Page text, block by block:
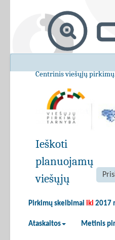
Centrinis viešųjų
Pirkimų skelbimai iki 2017
Ataskaitos Metinis
Ieškoti
planuojamų
viešųjų